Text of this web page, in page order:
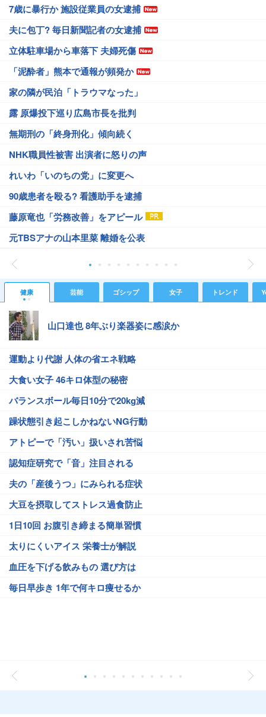
7歳に暴行か 施設従業員の女逮捕
夫に包丁? 毎日新聞記者の女逮捕
立体駐車場から車落下 夫婦死傷
「泥酔者」熊本で通報が頻発か
家の隣が民泊「トラウマなった」
露 原爆投下巡り広島市長を批判
無期刑の「終身刑化」傾向続く
NHK職員性被害 出演者に怒りの声
れいわ「いのちの党」に変更へ
90歳患者を殴る? 看護助手を逮捕
藤原竜也「労務改善」をアピール
元TBSアナの山本里菜 離婚を公表
健康 芸能 ゴシップ 女子 トレンド
山口達也 8年ぶり楽器姿に感涙か
運動より代謝 人体の省エネ戦略
大食い女子 46キロ体型の秘密
バランスボール毎日10分で20kg減
躁状態引き起こしかねないNG行動
アトピーで「汚い」扱いされ苦悩
認知症研究で「音」注目される
夫の「産後うつ」にみられる症状
大豆を摂取してストレス過食防止
1日10回 お腹引き締まる簡単習慣
太りにくいアイス 栄養士が解説
血圧を下げる飲みもの 選び方は
毎日早歩き 1年で何キロ痩せるか